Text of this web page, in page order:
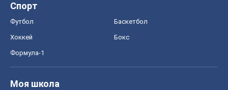
Спорт
Футбол Баскетбол
Хоккей Бокс
Формула-1
Моя школа